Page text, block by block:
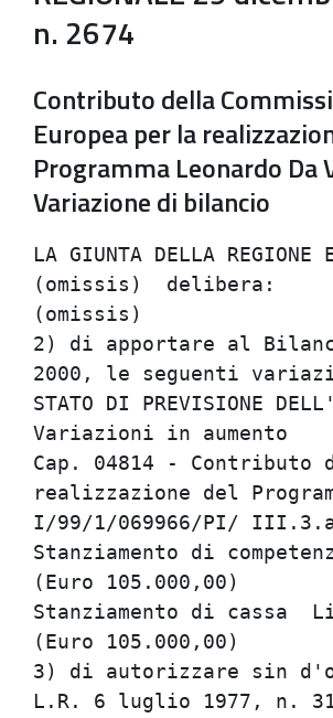
n. 2674
Contributo della
Europea per la
Programma Leonardo Da
Variazione di bilancio
LA GIUNTA
2) di apportare al
2000, le
STATO DI
Cap. 04814 -
realizzazione del
I/99/1/
Stanziamento
3) di autorizzare
L.R. 6 luglio 1977,